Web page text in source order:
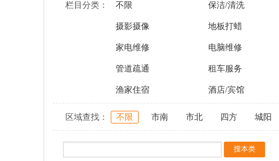
栏目分类： 不限 保洁/清洗
摄影摄像 地板打蜡
家电维修 电脑维修
管道疏通 租车服务
渔家住宿 酒店/宾馆
区域查找： 不限 市南 市北 四方 城阳